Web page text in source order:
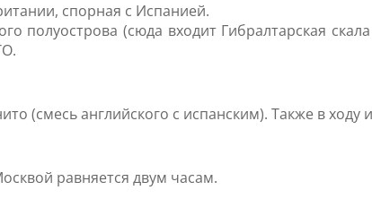
спорная с Испанией.
полуострова (сюда входит Гибралтарская
(смесь английского с испанским). Также в ходу
равняется двум часам.